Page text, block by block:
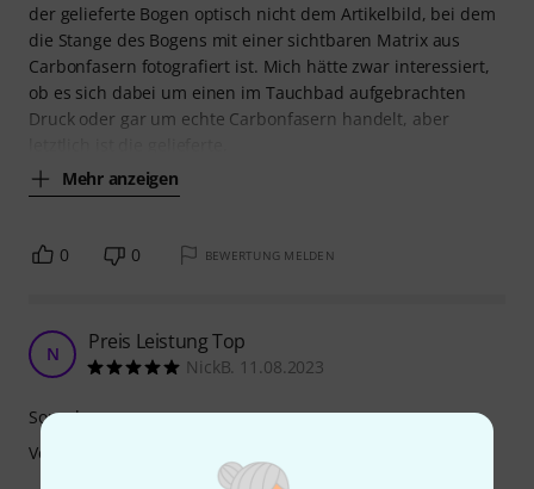
der gelieferte Bogen optisch nicht dem Artikelbild, bei dem
die Stange des Bogens mit einer sichtbaren Matrix aus
Carbonfasern fotografiert ist. Mich hätte zwar interessiert,
ob es sich dabei um einen im Tauchbad aufgebrachten
Druck oder gar um echte Carbonfasern handelt, aber
Mehr anzeigen
0 0 BEWERTUNG MELDEN
N Preis Leistung Top
NickB. 11.08.2023
Sound
Verarbeitung